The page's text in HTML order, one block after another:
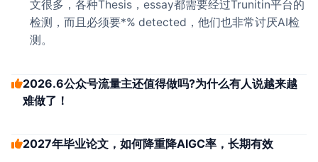
文很多，各种Thesis，essay都需要经过Trunitin平台的
检测，而且必须要*% detected，他们也非常讨厌AI检
测。
2026.6公众号流量主还值得做吗?为什么有人说越来越
难做了！
2027年毕业论文，如何降重降AIGC率，长期有效